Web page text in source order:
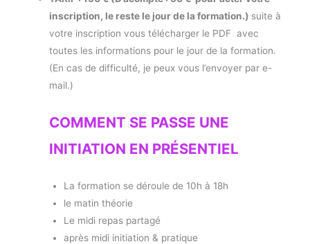
inscription, le reste le jour de la formation.) suite à
votre inscription vous télécharger le PDF avec
toutes les informations pour le jour de la formation.
(En cas de difficulté, je peux vous l’envoyer par e-
mail.)
COMMENT SE PASSE UNE
INITIATION EN PRÉSENTIEL
La formation se déroule de 10h à 18h
le matin théorie
Le midi repas partagé
après midi initiation & pratique